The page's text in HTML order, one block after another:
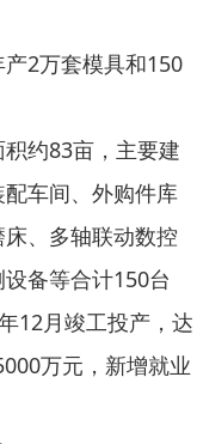
2万套模具和150
约83亩，主要建
车间、外购件库
、多轴联动数控
备等合计150台
12月竣工投产，达
万元，新增就业